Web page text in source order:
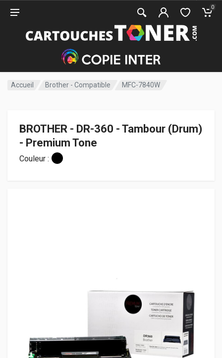
0
Accueil Brother - Compatible MFC-7840W
BROTHER - DR-360 - Tambour (Drum)
- Premium Tone
Couleur :